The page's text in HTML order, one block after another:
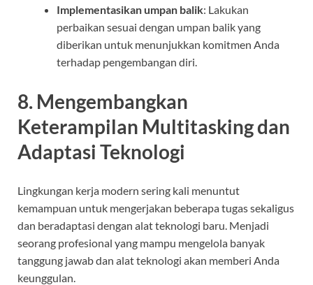
Implementasikan umpan balik: Lakukan
perbaikan sesuai dengan umpan balik yang
diberikan untuk menunjukkan komitmen Anda
terhadap pengembangan diri.
8. Mengembangkan
Keterampilan Multitasking dan
Adaptasi Teknologi
Lingkungan kerja modern sering kali menuntut
kemampuan untuk mengerjakan beberapa tugas sekaligus
dan beradaptasi dengan alat teknologi baru. Menjadi
seorang profesional yang mampu mengelola banyak
tanggung jawab dan alat teknologi akan memberi Anda
keunggulan.